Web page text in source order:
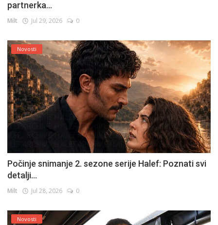
partnerka...
Milt Jul 29, 2026 0
Novosti
Počinje snimanje 2. sezone serije Halef: Poznati svi
detalji...
Milt Jul 28, 2026 0
Novosti